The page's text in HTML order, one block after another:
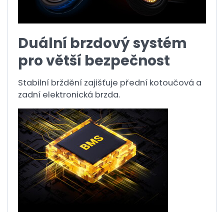
Duální brzdový systém
pro větší bezpečnost
Stabilní brždění zajišťuje přední kotoučová a
zadní elektronická brzda.